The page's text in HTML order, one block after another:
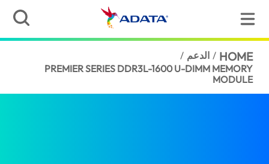
HOME
/ الدعم /
PREMIER SERIES DDR3L-1600 U-DIMM MEMORY
MODULE